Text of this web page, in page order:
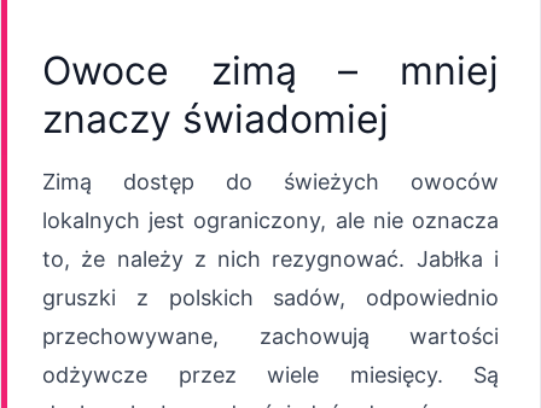
Owoce zimą – mniej
znaczy świadomiej
Zimą dostęp do świeżych owoców
lokalnych jest ograniczony, ale nie oznacza
to, że należy z nich rezygnować. Jabłka i
gruszki z polskich sadów, odpowiednio
przechowywane, zachowują wartości
odżywcze przez wiele miesięcy. Są